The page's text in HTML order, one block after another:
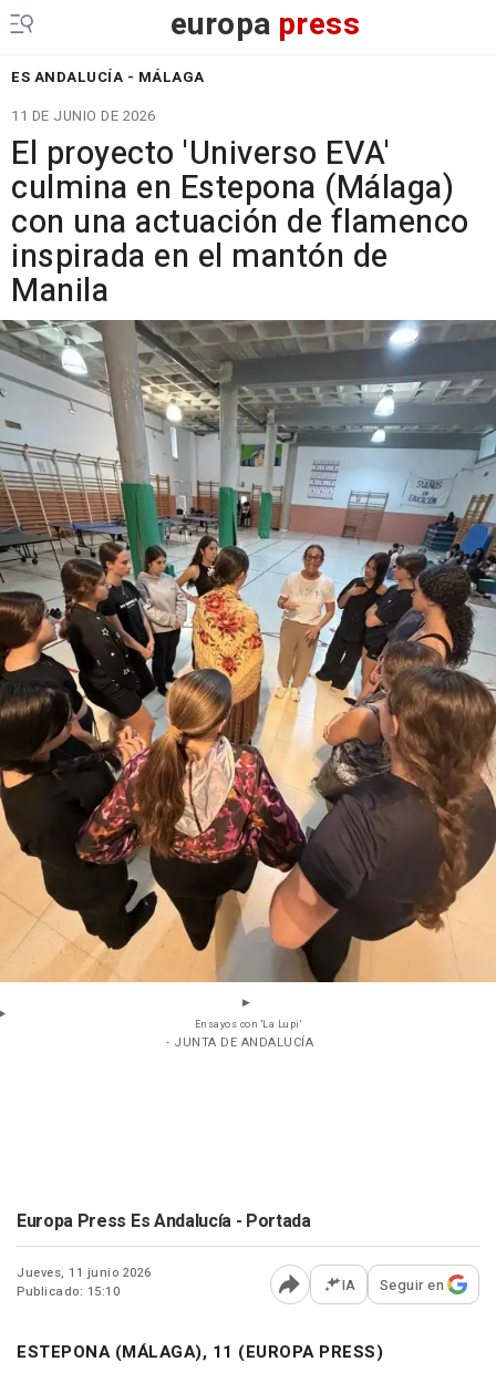
europa press
ES ANDALUCÍA - MÁLAGA
11 DE JUNIO DE 2026
El proyecto 'Universo EVA'
culmina en Estepona (Málaga)
con una actuación de flamenco
inspirada en el mantón de
Manila
Ensayos con 'La Lupi'
- JUNTA DE ANDALUCÍA
Europa Press Es Andalucía - Portada
Jueves, 11 junio 2026
Publicado: 15:10
Abrir opciones para
IA Seguir en
ESTEPONA (MÁLAGA), 11 (EUROPA PRESS)